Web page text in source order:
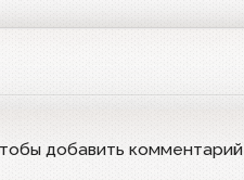
добавить комментарий